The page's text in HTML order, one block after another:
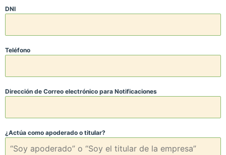
DNI
Teléfono
Dirección de Correo electrónico para Notificaciones
¿Actúa como apoderado o titular?